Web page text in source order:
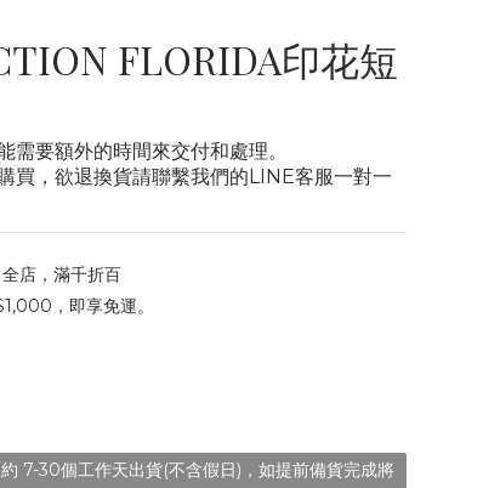
FLORIDA印花短
需要額外的時間來交付和處理。
買，欲退換貨請聯繫我們的LINE客服一對一
全店，滿千折百
，即享免運。
7-30個工作天出貨(不含假日)，如提前備貨完成將